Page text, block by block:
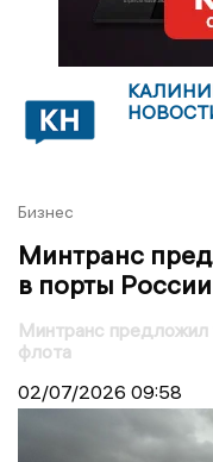
Бизнес
Минтранс
в порты
Минтранс предложил
флота
02/07/2026 09:58